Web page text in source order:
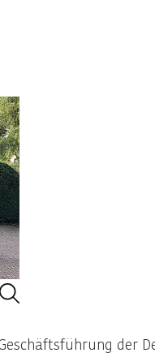
BildVergroessern
der